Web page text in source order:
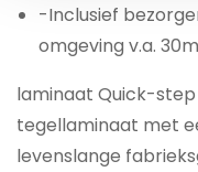
-Inclusief
omgeving v.a.
laminaat Quick-step
tegellaminaat met
levenslange